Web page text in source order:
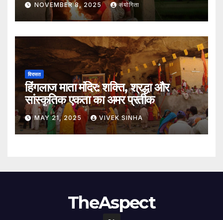
NOVEMBER 8, 2025 संयोगिता
विरासत
हिंगलाज माता मंदिर: शक्ति, श्रद्धा और
सांस्कृतिक एकता का अमर प्रतीक
MAY 21, 2025 VIVEK SINHA
TheAspect